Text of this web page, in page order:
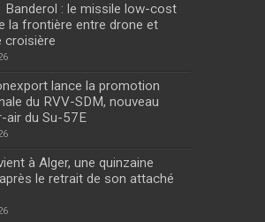
Banderol : le missile low-cost
la frontière entre drone et
croisière
lance la promotion
du RVV-SDM, nouveau
air du Su-57E
à Alger, une quinzaine
le retrait de son attaché